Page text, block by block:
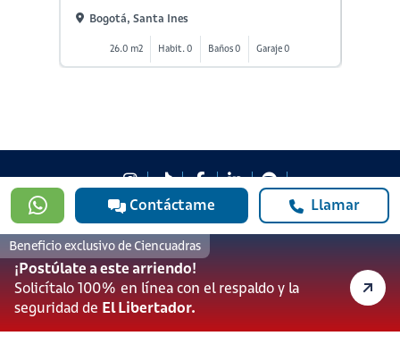
Contáctame Llamar
Beneficio exclusivo de Ciencuadras
¡Postúlate a este arriendo!
Solicítalo 100% en línea con el respaldo y la
seguridad de El Libertador.
Bogotá, Santa Ines
26.0 m2 Habit. 0 Baños 0 Garaje 0
#923
601 3905331
lineadesoporte923@serviciosbolivar.com
Canales de preferencia
Preguntas frecuentes